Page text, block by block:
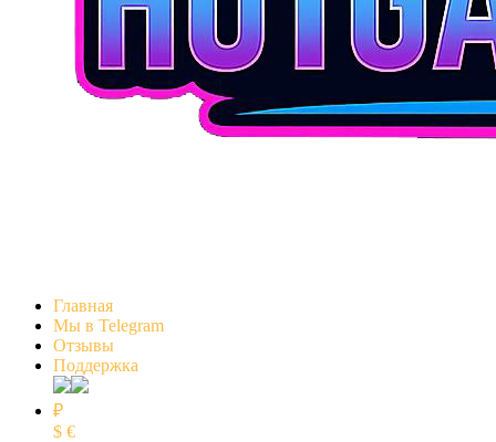
Главная
Мы в Telegram
Отзывы
Поддержка
₽
$ €